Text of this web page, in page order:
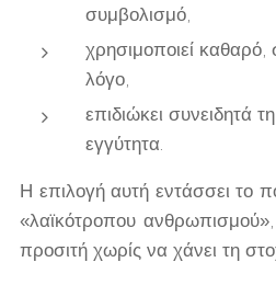
συμβολισμό,
χρησιμοποιεί
λόγο,
επιδιώκει συνειδητά
εγγύτητα.
Η επιλογή αυτή εντάσσει το
«λαϊκότροπου
προσιτή χωρίς να χάνει τη